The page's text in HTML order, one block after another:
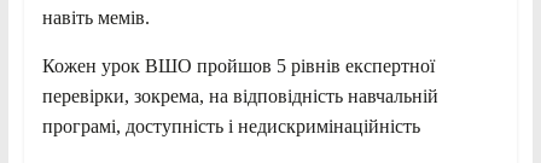
навіть мемів.
Кожен урок ВШО пройшов 5 рівнів експертної
перевірки, зокрема, на відповідність навчальній
програмі, доступність і недискримінаційність